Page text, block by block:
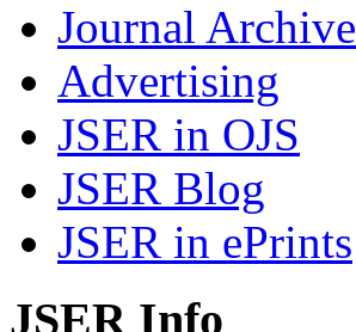
Journal Archive
Advertising
JSER in OJS
JSER Blog
JSER in ePrints
JSER Info